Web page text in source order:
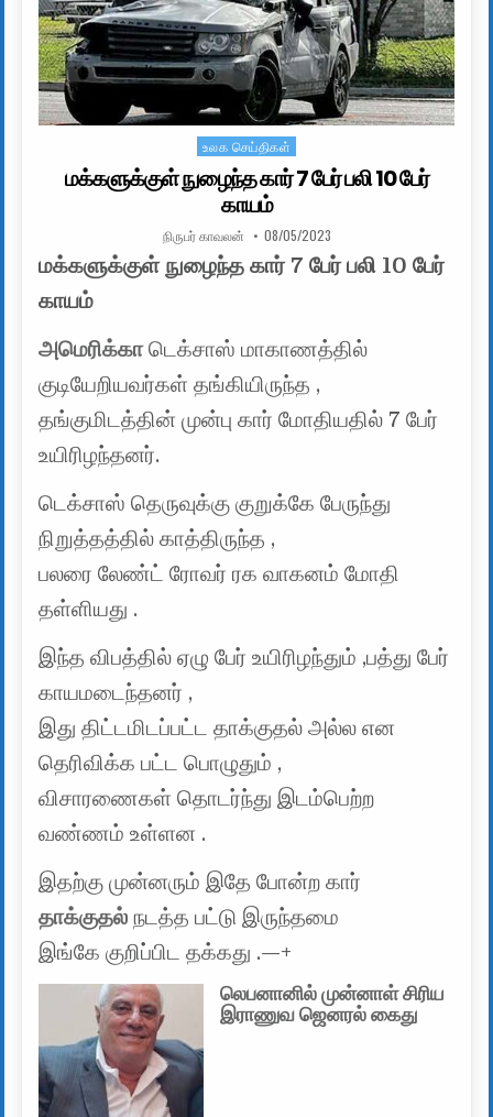
Posted in
உலக செய்திகள்
மக்களுக்குள் நுழைந்த கார் 7 பேர் பலி 10 பேர்
காயம்
AUTHOR:
நிருபர் காவலன் PUBLISHED DATE:
08/05/2023
மக்களுக்குள் நுழைந்த கார் 7 பேர் பலி 10 பேர்
காயம்
அமெரிக்காடெக்சாஸ் மாகாணத்தில்
குடியேறியவர்கள் தங்கியிருந்த ,
தங்குமிடத்தின் முன்பு கார் மோதியதில் 7 பேர்
உயிரிழந்தனர்.
டெக்சாஸ் தெருவுக்கு குறுக்கே பேருந்து
நிறுத்தத்தில் காத்திருந்த ,
பலரை லேண்ட் ரோவர் ரக வாகனம் மோதி
தள்ளியது .
இந்த விபத்தில் ஏழு பேர் உயிரிழந்தும் ,பத்து பேர்
காயமடைந்தனர் ,
இது திட்டமிடப்பட்ட தாக்குதல் அல்ல என
தெரிவிக்க பட்ட பொழுதும் ,
விசாரணைகள் தொடர்ந்து இடம்பெற்ற
வண்ணம் உள்ளன .
இதற்கு முன்னரும் இதே போன்ற கார்
தாக்குதல் நடத்த பட்டு இருந்தமை
இங்கே குறிப்பிட தக்கது .—+
லெபனானில் முன்னாள் சிரிய
இராணுவ ஜெனரல் கைது